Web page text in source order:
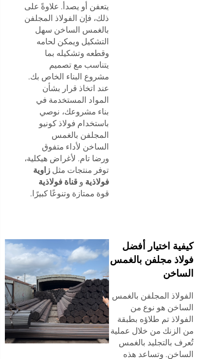
يتعفن أو يصدأ. علاوةً على
ذلك، فإن الفولاذ المجلفن
بالغمس الساخن سهل
التشكيل ويمكن لحامه
وقطعه وتشكيله بما
يتناسب مع تصميم
مشروع البناء الخاص بك.
عند اتخاذ قرار بشأن
المواد المستخدمة في
بناء مشروعك، نوصي
باستخدام فولاذ كونيو
المجلفن بالغمس
الساخن لأداء متفوق
ورضا تام. لأغراض هيكلية،
توفر منتجات مثل زاوية
فولاذية و قناة فولاذية
قوة ممتازة وتنوعًا كبيرًا.
كيفية اختيار أفضل
فولاذ مجلفن بالغمس
الساخن
الفولاذ المجلفن بالغمس
الساخن هو نوع من
الفولاذ تم طلاؤه بطبقة
من الزنك من خلال عملية
تُعرف بالتجليد بالغمس
الساخن. وتساعد هذه